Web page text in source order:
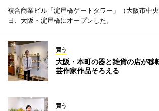
複合商業ビル「淀屋橋ゲートタワー」（大阪市中
日、大阪・淀屋橋にオープンした。
買う
大阪・本町の器と雑貨の店が
芸作家作品そろえる
買う